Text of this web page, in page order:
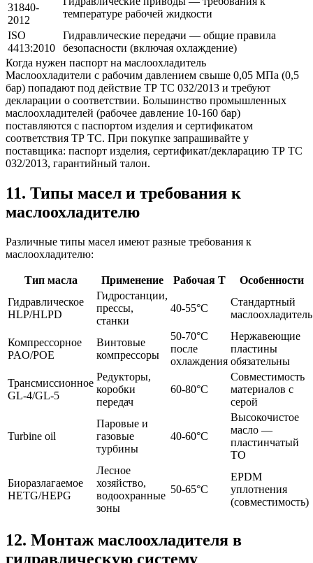
31840-
2012
температуре рабочей жидкости
ISO
4413:2010
Гидравлические передачи — общие правила
безопасности (включая охлаждение)
Когда нужен паспорт на маслоохладитель
Маслоохладители с рабочим давлением свыше 0,05 МПа (0,5
бар) попадают под действие ТР ТС 032/2013 и требуют
декларации о соответствии. Большинство промышленных
маслоохладителей (рабочее давление 10-160 бар)
поставляются с паспортом изделия и сертификатом
соответствия ТР ТС. При покупке запрашивайте у
поставщика: паспорт изделия, сертификат/декларацию ТР ТС
032/2013, гарантийный талон.
11. Типы масел и требования к
маслоохладителю
Различные типы масел имеют разные требования к
маслоохладителю:
Тип масла Применение Рабочая T
Особенности
Гидравлическое
HLP/HLPD
Гидростанции,
прессы,
станки
40-55°C
Стандартный
маслоохладитель
Компрессорное
PAO/POE
Винтовые
компрессоры
50-70°C
после
охлаждения
Нержавеющие
пластины
обязательны
Трансмиссионное
GL-4/GL-5
Редукторы,
коробки
передач
60-80°C
Совместимость
материалов с
серой
Turbine oil
Паровые и
газовые
турбины
40-60°C
Высокочистое
масло —
пластинчатый
ТО
Биоразлагаемое
HETG/HEPG
Лесное
хозяйство,
водоохранные
зоны
50-65°C
EPDM
уплотнения
(совместимость)
12. Монтаж маслоохладителя в
гидравлическую систему